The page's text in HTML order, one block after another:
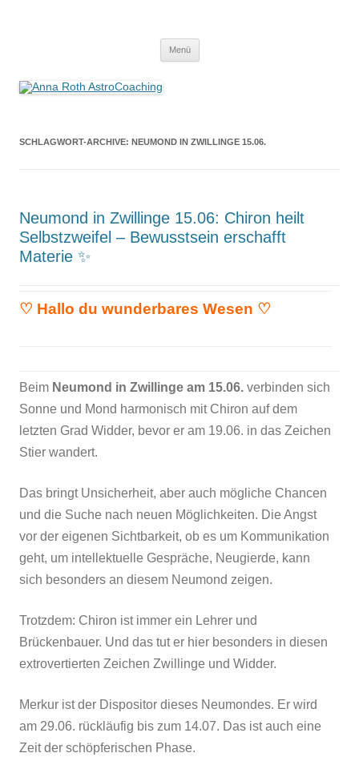
Menü
SCHLAGWORT-ARCHIVE: NEUMOND IN ZWILLINGE 15.06.
Neumond in Zwillinge 15.06: Chiron heilt
Selbstzweifel – Bewusstsein erschafft
Materie ✨
♡ Hallo du wunderbares Wesen ♡
Beim Neumond in Zwillinge am 15.06. verbinden sich
Sonne und Mond harmonisch mit Chiron auf dem
letzten Grad Widder, bevor er am 19.06. in das Zeichen
Stier wandert.
Das bringt Unsicherheit, aber auch mögliche Chancen
und die Suche nach neuen Möglichkeiten. Die Angst
vor der eigenen Sichtbarkeit, ob es um Kommunikation
geht, um intellektuelle Gespräche, Neugierde, kann
sich besonders an diesem Neumond zeigen.
Trotzdem: Chiron ist immer ein Lehrer und
Brückenbauer. Und das tut er hier besonders in diesen
extrovertierten Zeichen Zwillinge und Widder.
Merkur ist der Dispositor dieses Neumondes. Er wird
am 29.06. rückläufig bis zum 14.07. Das ist auch eine
Zeit der schöpferischen Phase.